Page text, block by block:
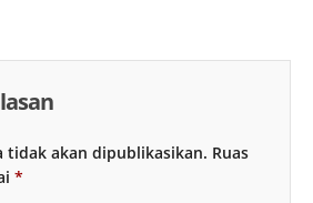
tidak akan dipublikasikan. Ruas
*